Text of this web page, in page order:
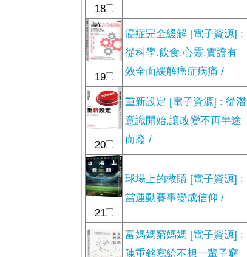
18
19
癌症完全緩解 [電子資源] :
從科學.飲食.心靈,實證有
效全面緩解癌症病痛 /
20
重新設定 [電子資源] : 從潛
意識開始,讓改變不再半途
而廢 /
21
球場上的救贖 [電子資源] :
當運動賽事變成信仰 /
富媽媽窮媽媽 [電子資源] :
陳重銘寫給不想一輩子窮